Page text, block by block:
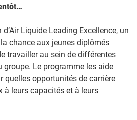
Liquide Leading Excellence, un
chance aux jeunes diplômés
travailler au sein de différentes
groupe. Le programme les aide
quelles opportunités de carrière
à leurs capacités et à leurs